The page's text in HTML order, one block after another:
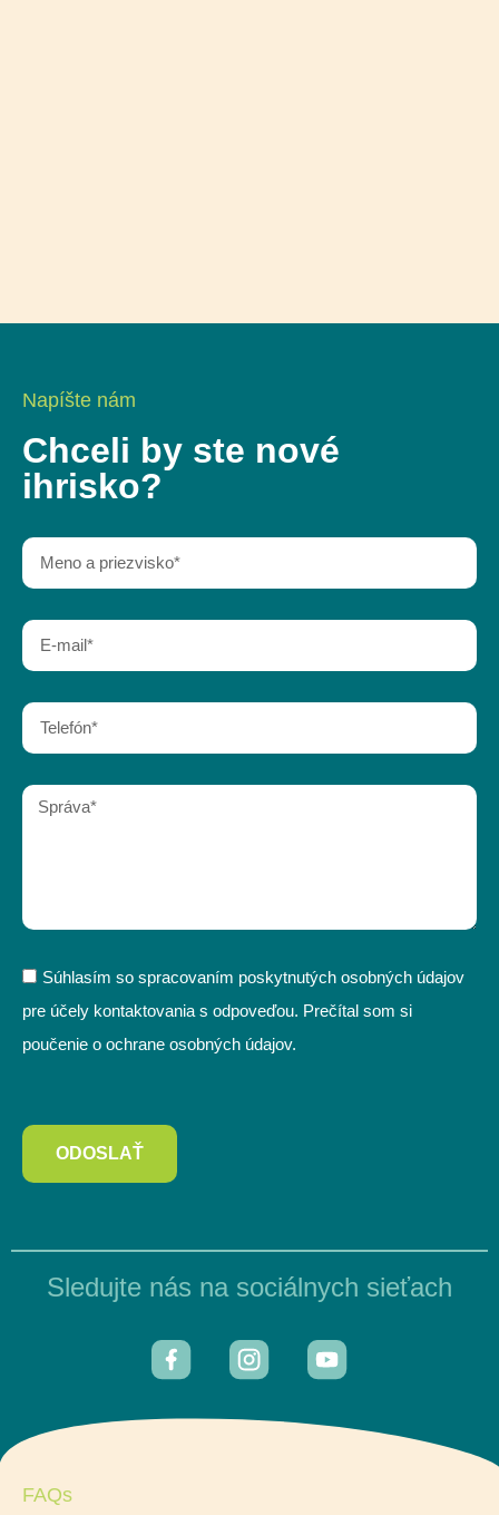
Napíšte nám
Chceli by ste nové
ihrisko?
Súhlasím so spracovaním poskytnutých osobných údajov
pre účely kontaktovania s odpoveďou. Prečítal som si
poučenie o ochrane osobných údajov.
ODOSLAŤ
Sledujte nás na sociálnych sieťach
FAQs